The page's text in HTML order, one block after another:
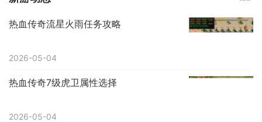
热血传奇流星火雨任务攻略
2026-05-04
热血传奇7级虎卫属性选择
2026-05-04